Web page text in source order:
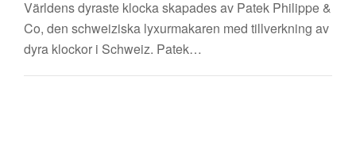
Världens dyraste klocka skapades av Patek Philippe &
Co, den schweiziska lyxurmakaren med tillverkning av
dyra klockor i Schweiz. Patek…